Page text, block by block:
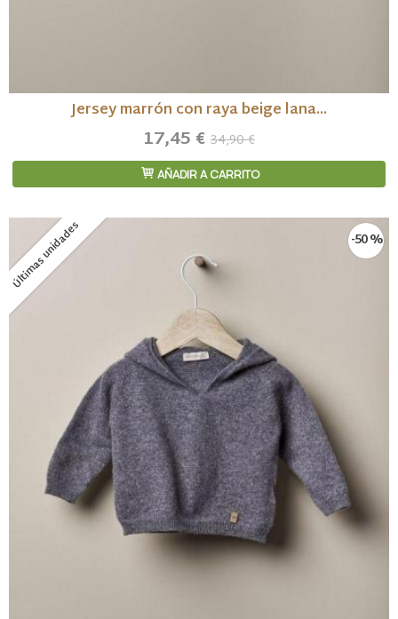
Jersey marrón con raya beige lana...
17,45 € 34,90 €
AÑADIR A CARRITO
Últimas unidades -50 %